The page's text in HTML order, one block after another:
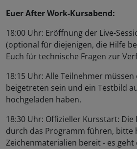
Euer After Work-Kursabend:
18:00 Uhr: Eröffnung der Live-
(optional für diejenigen, die Hilfe
Euch für technische Fragen zur
18:15 Uhr: Alle Teilnehmer
beigetreten sein und ein Testbild
hochgeladen haben.
18:30 Uhr: Offizieller Kursstart:
durch das Programm führen, bitte
Zeichenmaterialien bereit - es geht